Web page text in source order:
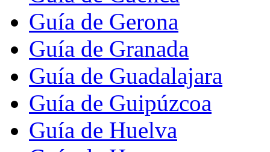
Guía de Gerona
Guía de Granada
Guía de Guadalajara
Guía de Guipúzcoa
Guía de Huelva